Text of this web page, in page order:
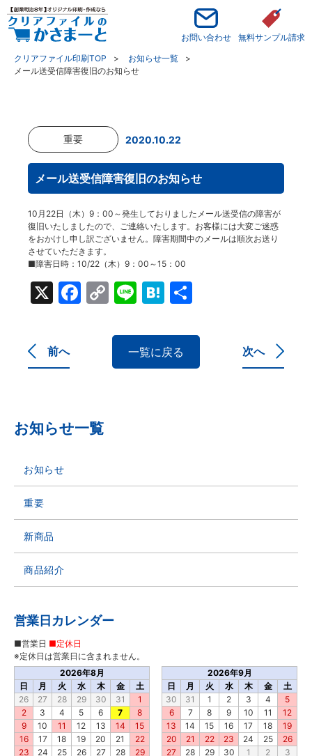
お問い合わせ
無料サンプル請求
クリアファイル印刷TOP
お知らせ一覧
メール送受信障害復旧のお知らせ
重要 2020.10.22
メール送受信障害復旧のお知らせ
10月22日（木）9：00～発生しておりましたメール送受信の障害が
復旧いたしましたので、ご連絡いたします。お客様には大変ご迷惑
をおかけし申し訳ございません。障害期間中のメールは順次お送り
させていただきます。
■障害日時：10/22（木）9：00～15：00
X Facebook
CopyLineHatena
前へ 一覧に戻る 次へ
お知らせ一覧
お知らせ
重要
新商品
商品紹介
営業日カレンダー
2026年8月
日
月 火 水 木 金
土
26
27 28 29 30 31
1
2
3 4 5 6 7
8
9
10 11 12 13 14
15
16
17 18 19 20 21
22
23
24 25 26 27 28
29
2026年9月
日
月 火 水 木 金
土
30
31 1 2 3 4
5
6
7 8 9 10 11
12
13
14 15 16 17 18
19
20
21 22 23 24 25
26
27
28 29 30 1 2 3
■営業日 ■定休日
※定休日は営業日に含まれません。